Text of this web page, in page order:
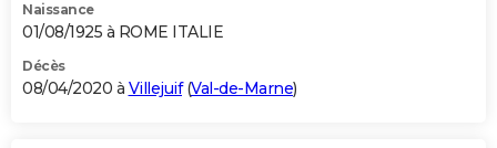
Naissance
01/08/1925 à ROME ITALIE
Décès
08/04/2020 à Villejuif(Val-de-Marne)